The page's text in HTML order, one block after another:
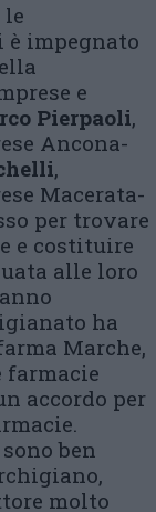
le
impegnato
e
Pierpaoli,
Ancona-
,
Macerata-
per trovare
e costituire
alle loro
ha
Marche,
farmacie
accordo per
ben
molto